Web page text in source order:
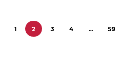
1 2 3 4 … 59